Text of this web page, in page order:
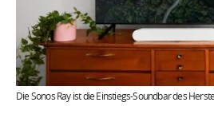
Die Sonos Ray ist die Einstiegs-Soundbar des